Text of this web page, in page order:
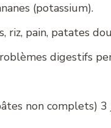
(potassium).
riz, pain, patates
digestifs
non complets) 3